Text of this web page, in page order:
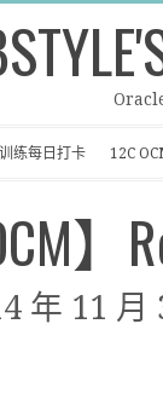
练每日打卡 12C
年 11 月